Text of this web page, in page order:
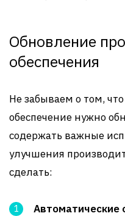
Обновление
обеспечения
Не забываем о том,
обеспечение нужно
содержать важные
улучшения
сделать:
Автоматические